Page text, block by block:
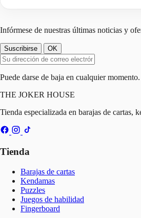
Infórmese de nuestras últimas noticias y
Puede darse de baja en cualquier
THE JOKER HOUSE
Tienda especializada en barajas de cartas,
Tienda
Barajas de cartas
Kendamas
Puzzles
Juegos de habilidad
Fingerboard